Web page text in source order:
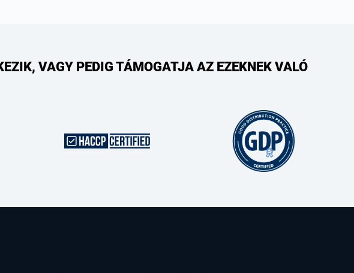
VAGY PEDIG TÁMOGATJA AZ EZEKNEK VALÓ